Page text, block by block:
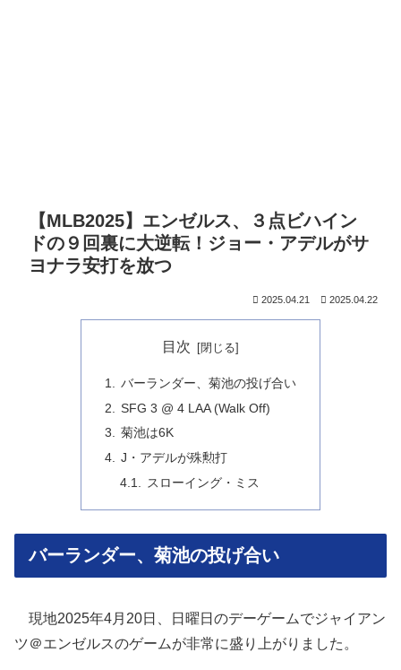
【MLB2025】エンゼルス、３点ビハイン
ドの９回裏に大逆転！ジョー・アデルがサ
ヨナラ安打を放つ
2025.04.21 2025.04.22
目次
バーランダー、菊池の投げ合い
SFG 3 @ 4 LAA (Walk Off)
菊池は6K
J・アデルが殊勲打
スローイング・ミス
バーランダー、菊池の投げ合い
現地2025年4月20日、日曜日のデーゲームでジャイアン
ツ＠エンゼルスのゲームが非常に盛り上がりました。